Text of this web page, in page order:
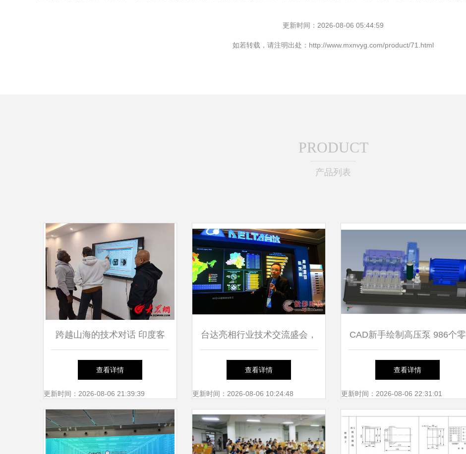
更新时间：2026-08-06 05:44:59
如若转载，请注明出处：http://www.mxnvyg.com/product/71.html
PRODUCT
产品列表
跨越山海的技术对话 印度客
商到访牡丹区企业共启合作新
篇
查看详情
更新时间：2026-08-06 21:39:39
台达亮相行业技术交流盛会，
展示智能化与绿色节能创新方
案
查看详情
更新时间：2026-08-06 10:24:48
CAD新手绘制高压泵 986个零
件的挑战与乐趣
查看详情
更新时间：2026-08-06 22:31:01